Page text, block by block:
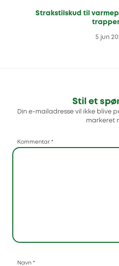
Strakstilskud til
5 jun
Stil et
Din e-mailadresse vil ikke blive
markeret
Kommentar *
Navn *